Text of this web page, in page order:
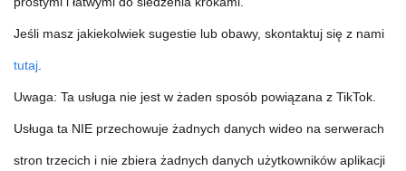
Jeśli masz jakiekolwiek sugestie lub obawy, skontaktuj się z nami
tutaj
Uwaga: Ta usługa nie jest w żaden sposób powiązana z TikTok.
Usługa ta NIE przechowuje żadnych danych wideo na serwerach
stron trzecich i nie zbiera żadnych danych użytkowników aplikacji